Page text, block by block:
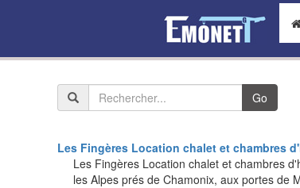
Go
Les Fingères Location chalet et chambres
Les Fingères Location chalet et chambres
les Alpes prés de Chamonix, aux portes de